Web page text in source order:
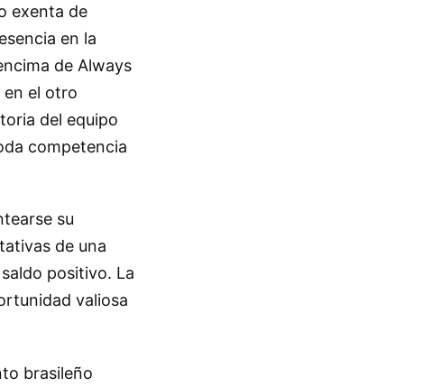
exenta de
en la
de Always
en el otro
del equipo
competencia
su
de una
positivo. La
valiosa
brasileño